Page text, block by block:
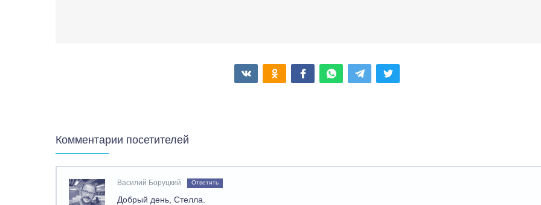
Комментарии посетителей
Василий Боруцкий Ответить
Добрый день, Стелла.